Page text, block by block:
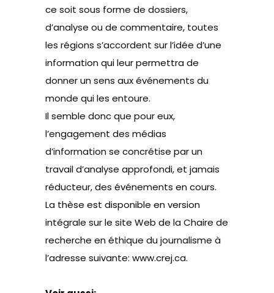
ce soit sous forme de dossiers,
d’analyse ou de commentaire, toutes
les régions s’accordent sur l’idée d’une
information qui leur permettra de
donner un sens aux événements du
monde qui les entoure.
Il semble donc que pour eux,
l’engagement des médias
d’information se concrétise par un
travail d’analyse approfondi, et jamais
réducteur, des événements en cours.
La thèse est disponible en version
intégrale sur le site Web de la Chaire de
recherche en éthique du journalisme à
l’adresse suivante: www.crej.ca.